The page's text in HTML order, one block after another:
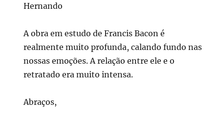
Hernando
A obra em estudo de Francis Bacon é
realmente muito profunda, calando fundo nas
nossas emoções. A relação entre ele e o
retratado era muito intensa.
Abraços,